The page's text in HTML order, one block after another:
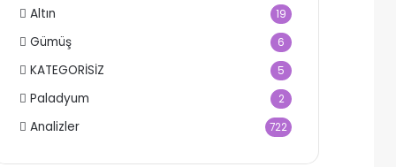
Altın 19
Gümüş 6
KATEGORİSİZ 5
Paladyum 2
Analizler 722